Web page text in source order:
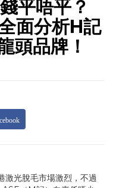
平唔平？
面分析H記
頭品牌！
激光脫毛市場激烈，不過